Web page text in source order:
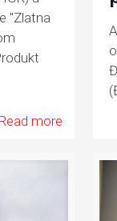
"Zlatna
Read more